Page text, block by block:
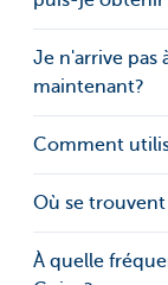
Je n'arrive pas
maintenant?
Comment
Où se trouvent
À quelle